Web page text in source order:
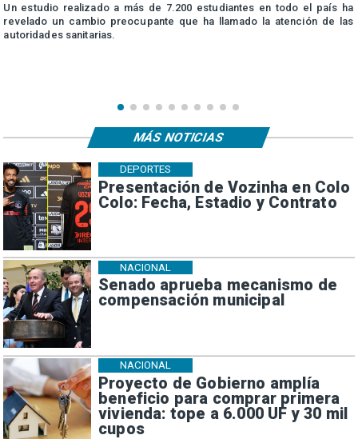
Un estudio realizado a más de 7.200 estudiantes en todo el país ha
revelado un cambio preocupante que ha llamado la atención de las
autoridades sanitarias.
Presentación de Vozinha en Colo
Colo: Fecha, Estadio y Contrato
DEPORTES
Senado aprueba mecanismo de
compensación municipal
NACIONAL
Proyecto de Gobierno amplía
beneficio para comprar primera
vivienda: tope a 6.000 UF y 30 mil
cupos
NACIONAL
MÁS NOTICIAS